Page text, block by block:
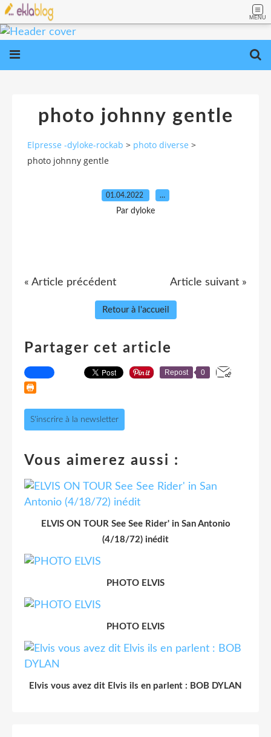
MENU
photo johnny gentle
Elpresse -dyloke-rockab > photo diverse >
photo johnny gentle
01.04.2022 …
Par dyloke
« Article précédent Article suivant »
Retour à l'accueil
Partager cet article
Repost 0
S'inscrire à la newsletter
Vous aimerez aussi :
ELVIS ON TOUR See See Rider' in San Antonio
(4/18/72) inédit
PHOTO ELVIS
PHOTO ELVIS
Elvis vous avez dit Elvis ils en parlent : BOB DYLAN